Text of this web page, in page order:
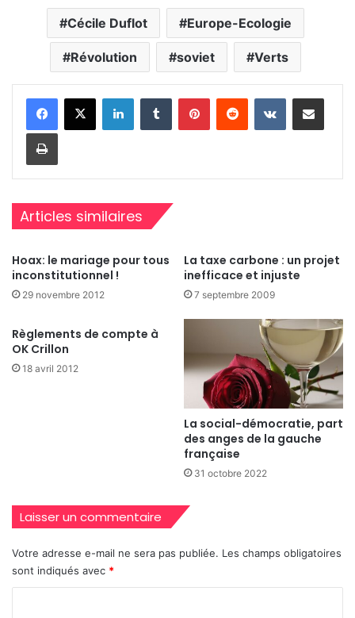
Cécile Duflot Europe-Ecologie
Révolution soviet Verts
LinkedinTumblr PinterestReddit VKontaktePartager par email
Imprimer
Articles similaires
Hoax: le mariage pour tous
inconstitutionnel !
29 novembre 2012
La taxe carbone : un projet
inefficace et injuste
7 septembre 2009
Règlements de compte à
OK Crillon
18 avril 2012
La social-démocratie, part
des anges de la gauche
française
31 octobre 2022
Laisser un commentaire
Votre adresse e-mail ne sera pas publiée. Les champs obligatoires
sont indiqués avec *